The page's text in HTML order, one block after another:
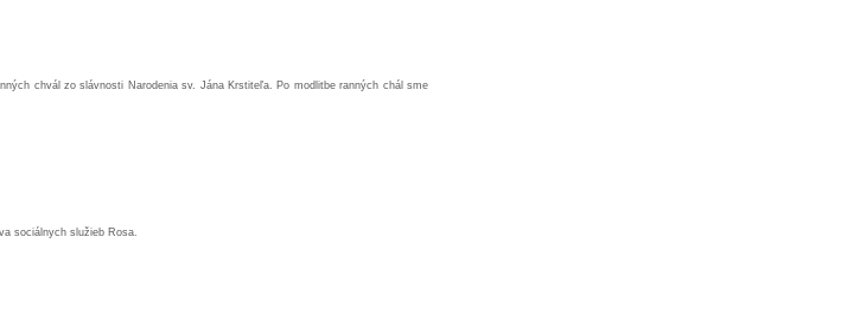
chvál zo slávnosti Narodenia sv. Jána Krstiteľa. Po modlitbe ranných chál sme
sociálnych služieb Rosa.